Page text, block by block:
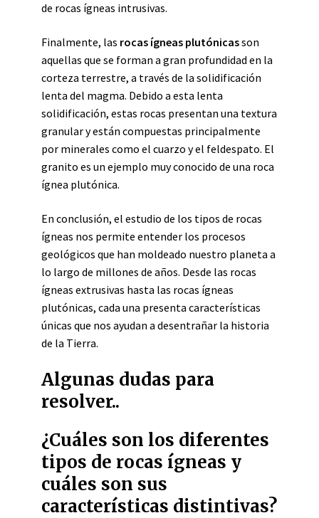
de rocas ígneas intrusivas.
Finalmente, las rocas ígneas plutónicasson
aquellas que se forman a gran profundidad en la
corteza terrestre, a través de la solidificación
lenta del magma. Debido a esta lenta
solidificación, estas rocas presentan una textura
granular y están compuestas principalmente
por minerales como el cuarzo y el feldespato. El
granito es un ejemplo muy conocido de una roca
ígnea plutónica.
En conclusión, el estudio de los tipos de rocas
ígneas nos permite entender los procesos
geológicos que han moldeado nuestro planeta a
lo largo de millones de años. Desde las rocas
ígneas extrusivas hasta las rocas ígneas
plutónicas, cada una presenta características
únicas que nos ayudan a desentrañar la historia
de la Tierra.
Algunas dudas para
resolver..
¿Cuáles son los diferentes
tipos de rocas ígneas y
cuáles son sus
características distintivas?